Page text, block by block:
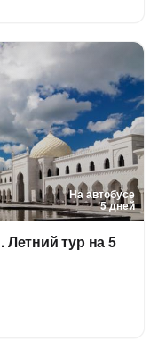
На автобусе
5 дней
Летний тур на 5